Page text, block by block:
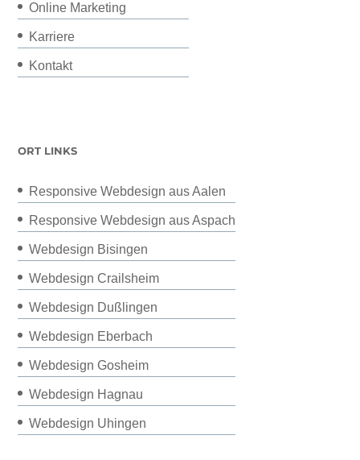
Online Marketing
Karriere
Kontakt
ORT LINKS
Responsive Webdesign aus Aalen
Responsive Webdesign aus Aspach
Webdesign Bisingen
Webdesign Crailsheim
Webdesign Dußlingen
Webdesign Eberbach
Webdesign Gosheim
Webdesign Hagnau
Webdesign Uhingen